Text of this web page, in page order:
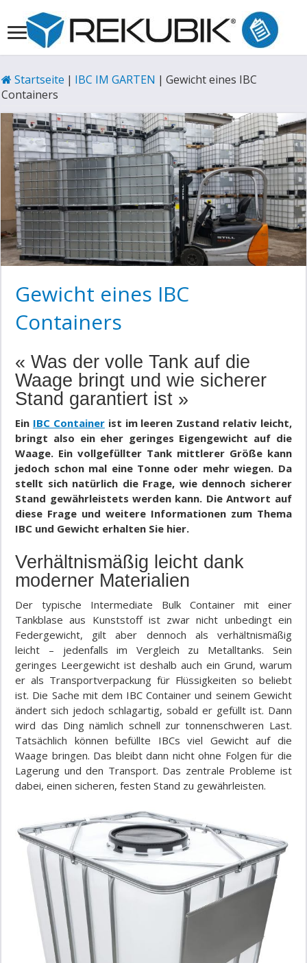
Startseite | IBC IM GARTEN | Gewicht eines IBC
Containers
Gewicht eines IBC
Containers
« Was der volle Tank auf die
Waage bringt und wie sicherer
Stand garantiert ist »
Ein IBC Containerist im leeren Zustand relativ leicht,
bringt also ein eher geringes Eigengewicht auf die
Waage. Ein vollgefüllter Tank mittlerer Größe kann
jedoch schon mal eine Tonne oder mehr wiegen. Da
stellt sich natürlich dieFrage, wie dennoch sicherer
Stand gewährleistets werden kann. Die Antwort auf
diese Frage und weitere Informationen zum Thema
IBC und Gewicht erhalten Sie hier.
Verhältnismäßig leicht dank
moderner Materialien
Der typische Intermediate Bulk Container
mit einer
Tankblase aus Kunststoff ist zwar nicht unbedingt ein
Federgewicht, gilt aber dennoch als verhältnismäßig
leicht – jedenfalls im Vergleich zu Metalltanks. Sein
geringes Leergewicht ist deshalb auch ein Grund, warum
er als Transportverpackung für Flüssigkeiten so beliebt
ist. Die Sache mit dem IBC Container und seinem Gewicht
ändert sich jedoch schlagartig, sobald er gefüllt ist. Dann
wird das Ding nämlich schnell zur tonnenschweren Last.
Tatsächlich können befüllte IBCs viel Gewicht auf die
Waage bringen. Das bleibt dann nicht ohne Folgen für die
Lagerung und den Transport. Das zentrale Probleme ist
dabei, einen sicheren, festen Stand zu gewährleisten.